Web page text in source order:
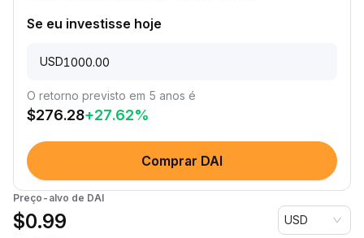
Se eu investisse hoje
USD
O retorno previsto em 5 anos é
$276.28+27.62%
Comprar DAI
Preço-alvo de DAI
$0.99 USD